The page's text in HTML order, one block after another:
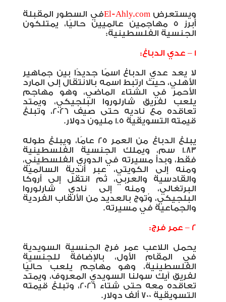
ويستعرضEl-Ahly.comفي السطور المقبلة
أبرز 5 مهاجمين عالميين حاليًا، يمتلكون
الجنسية الفلسطينية:
1 – عدي الدباغ:
لا يعد عدي الدباغ اسمًا جديدًا بين جماهير
الأهلي، حيث ارتبط اسمه بالانتقال إلى المارد
الأحمر في الشتاء الماضي، وهو مهاجم
يلعب لفريق شارلوروا البلجيكي، ويمتد
تعاقده مع ناديه حتى صيف 2026، وتبلغ
قيمته التسويقية 1.5 مليون دولار.
يبلغ الدباغ من العمر 25 عامًا، ويبلغ طوله
1.83 سم، ويملك الجنسية الفلسطينية
فقط، وبدأ مسيرته في الدوري الفلسطيني،
ومنه إلى الكويتي، عبر أندية السالمية
والقادسية والعربي، ثم انتقل إلى أروكا
البرتغالي، ومنه إلى نادي شارلوروا
البلجيكي، وُتوج بالعديد من الألقاب الفردية
والجماعية في مسيرته.
2 – عمر فرج:
يحمل اللاعب عمر فرج الجنسية السويدية
في المقام الأول، بالإضافة للجنسية
الفلسطينية، وهو مهاجم يلعب حاليًا
لفريق آيك سولنا السويدي المعروف، ويمتد
تعاقده معه حتى شتاء 2026، وتبلغ قيمته
التسويقية 700 ألف دولار.